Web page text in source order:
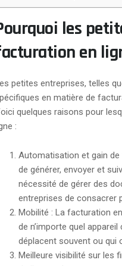
les
en
petites entreprises, telles
en matière de
quelques raisons pour
:
Automatisation et gain de
de générer, envoyer et
nécessité de gérer des
entreprises de consacrer
Mobilité : La facturation
de n’importe quel
déplacent souvent ou qui
Meilleure visibilité sur les